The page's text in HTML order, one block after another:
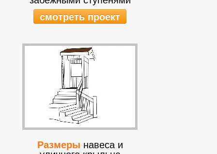
смотреть проект
Размеры навеса и